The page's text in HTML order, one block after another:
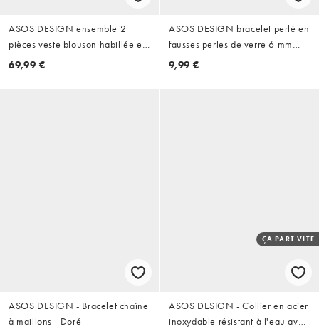
ASOS DESIGN ensemble 2
pièces veste blouson habillée en
seersucker vert olive
69,99 €
ASOS DESIGN bracelet perlé en
fausses perles de verre 6 mm
blanc
9,99 €
ASOS DESIGN - Bracelet chaîne
à maillons - Doré
ÇA PART VITE
ASOS DESIGN - Collier en acier
inoxydable résistant à l'eau avec